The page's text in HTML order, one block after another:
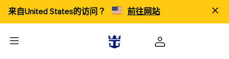
来自United States的访问？ 前往网站